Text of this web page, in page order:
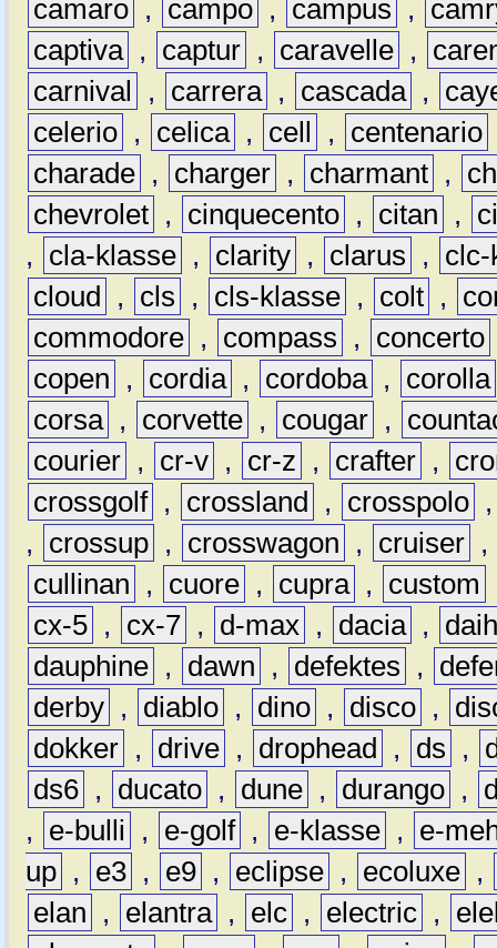
camaro , campo , campus ,
captiva , captur , caravelle ,
carnival
, carrera , cascada ,
celerio , celica , cell , centenario
charade , charger , charmant ,
chevrolet , cinquecento , citan ,
,
cla-klasse , clarity , clarus ,
clc-
cloud
, cls , cls-klasse , colt ,
commodore , compass , concerto
copen
, cordia , cordoba ,
corolla
corsa , corvette , cougar ,
courier , cr-v , cr-z , crafter ,
crossgolf , crossland , crosspolo
,
crossup , crosswagon , cruiser ,
cullinan
, cuore , cupra , custom
cx-5 , cx-7 , d-max , dacia ,
dauphine , dawn , defektes ,
derby , diablo , dino , disco ,
dokker , drive , drophead , ds ,
ds6 , ducato , dune , durango ,
,
e-bulli , e-golf , e-klasse ,
e-
up , e3 , e9 , eclipse , ecoluxe ,
elan
, elantra , elc , electric ,